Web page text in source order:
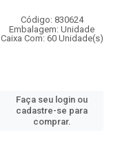
Código: 830624
Embalagem: Unidade
Caixa Com: 60 Unidade(s)
Faça seu login ou
cadastre-se para
comprar.